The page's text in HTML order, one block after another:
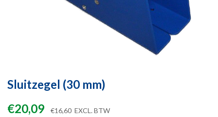
Sluitzegel (30 mm)
€20,09 €16,60 EXCL. BTW